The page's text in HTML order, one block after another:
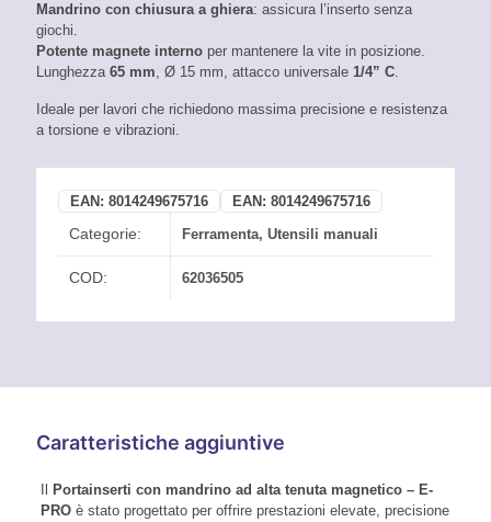
Mandrino con chiusura a ghiera: assicura l’inserto senza
giochi.
Potente magnete interno per mantenere la vite in posizione.
Lunghezza 65 mm, Ø 15 mm, attacco universale 1/4” C.
Ideale per lavori che richiedono massima precisione e resistenza
a torsione e vibrazioni.
EAN: 8014249675716 EAN: 8014249675716
Categorie: Ferramenta, Utensili manuali
COD: 62036505
Caratteristiche aggiuntive
Portainserti con mandrino ad alta tenuta magnetico – E-
PROè stato progettato per offrire prestazioni elevate, precisione